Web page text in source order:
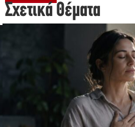
Σχετικά Θέματα